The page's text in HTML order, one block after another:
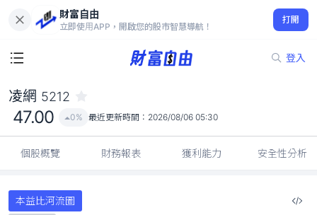
財富自由
立即使用APP，開啟您的股市智慧導航！
打開
登入
47.00
0%
凌網 5212
47.00 0% 最近更新時間： 2026/08/06 05:30
個股概覽 財務報表 獲利能力 安全性分析
本益比河流圖